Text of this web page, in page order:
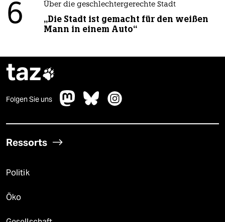
6 Über die geschlechtergerechte Stadt
„Die Stadt ist gemacht für den weißen
Mann in einem Auto“
taz
Folgen Sie uns
Ressorts
Politik
Öko